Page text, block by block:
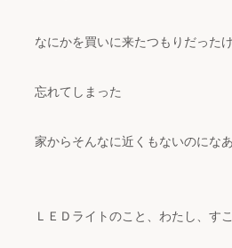
なにかを買いに来たつもりだったけ
忘れてしまった
家からそんなに近くもないのになあ
ＬＥＤライトのこと、わたし、す